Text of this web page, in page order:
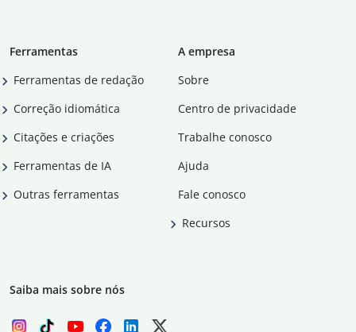
Ferramentas
Ferramentas de redação
Correção idiomática
Citações e criações
Ferramentas de IA
Outras ferramentas
A empresa
Sobre
Centro de privacidade
Trabalhe conosco
Ajuda
Fale conosco
Recursos
Saiba mais sobre nós